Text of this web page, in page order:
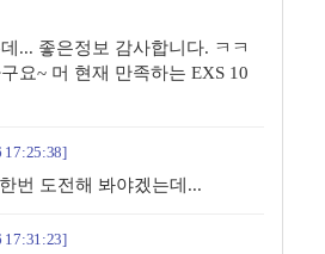
... 좋은정보 감사합니다. ㅋㅋ
요~ 머 현재 만족하는 EXS 10
17:25:38]
번 도전해 봐야겠는데...
17:31:23]